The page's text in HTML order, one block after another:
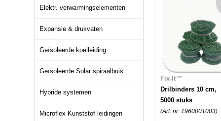
Elektr. verwarmingselementen
Expansie & drukvaten
Geïsoleerde koelleiding
Geïsoleerde Solar spiraalbuis
Hybride systemen
Microflex Kunststof leidingen
Fix-It™
Drilbinders 10 cm,
5000 stuks
(Art. nr. 1960001003)